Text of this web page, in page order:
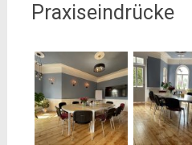
Praxiseindrücke